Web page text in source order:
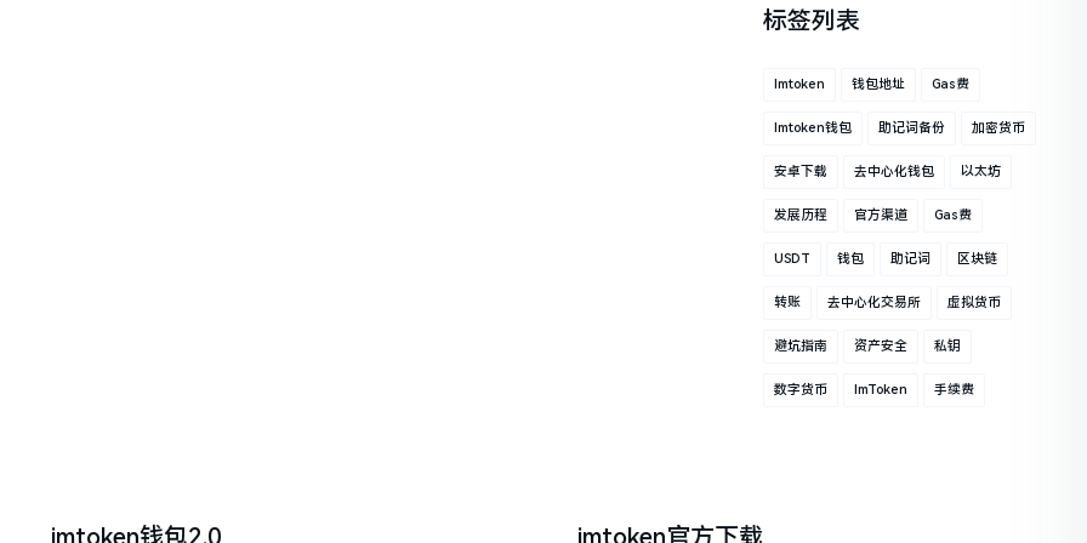
标签列表
Imtoken 钱包地址 Gas费
Imtoken钱包 助记词备份 加密货币
安卓下载 去中心化钱包 以太坊
发展历程 官方渠道 Gas费
USDT 钱包 助记词 区块链
转账 去中心化交易所 虚拟货币
避坑指南 资产安全 私钥
数字货币 ImToken 手续费